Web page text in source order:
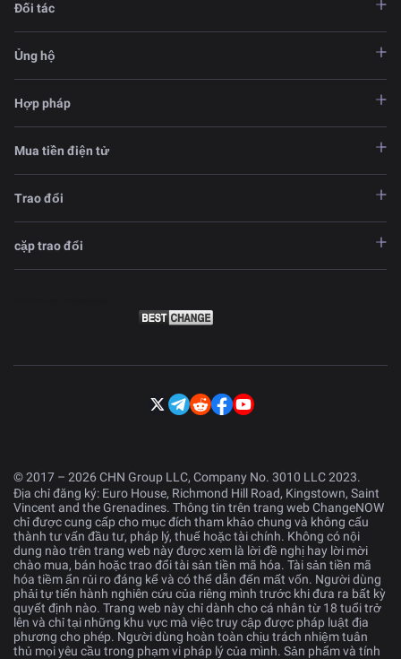
Đối tác
Ủng hộ
Hợp pháp
Mua tiền điện tử
Trao đổi
cặp trao đổi
© 2017 – 2026 CHN Group LLC, Company No. 3010 LLC 2023.
Địa chỉ đăng ký: Euro House, Richmond Hill Road, Kingstown, Saint
Vincent and the Grenadines. Thông tin trên trang web ChangeNOW
chỉ được cung cấp cho mục đích tham khảo chung và không cấu
thành tư vấn đầu tư, pháp lý, thuế hoặc tài chính. Không có nội
dung nào trên trang web này được xem là lời đề nghị hay lời mời
chào mua, bán hoặc trao đổi tài sản tiền mã hóa. Tài sản tiền mã
hóa tiềm ẩn rủi ro đáng kể và có thể dẫn đến mất vốn. Người dùng
phải tự tiến hành nghiên cứu của riêng mình trước khi đưa ra bất kỳ
quyết định nào. Trang web này chỉ dành cho cá nhân từ 18 tuổi trở
lên và chỉ tại những khu vực mà việc truy cập được pháp luật địa
phương cho phép. Người dùng hoàn toàn chịu trách nhiệm tuân
thủ mọi yêu cầu trong phạm vi pháp lý của mình. Sản phẩm và tính